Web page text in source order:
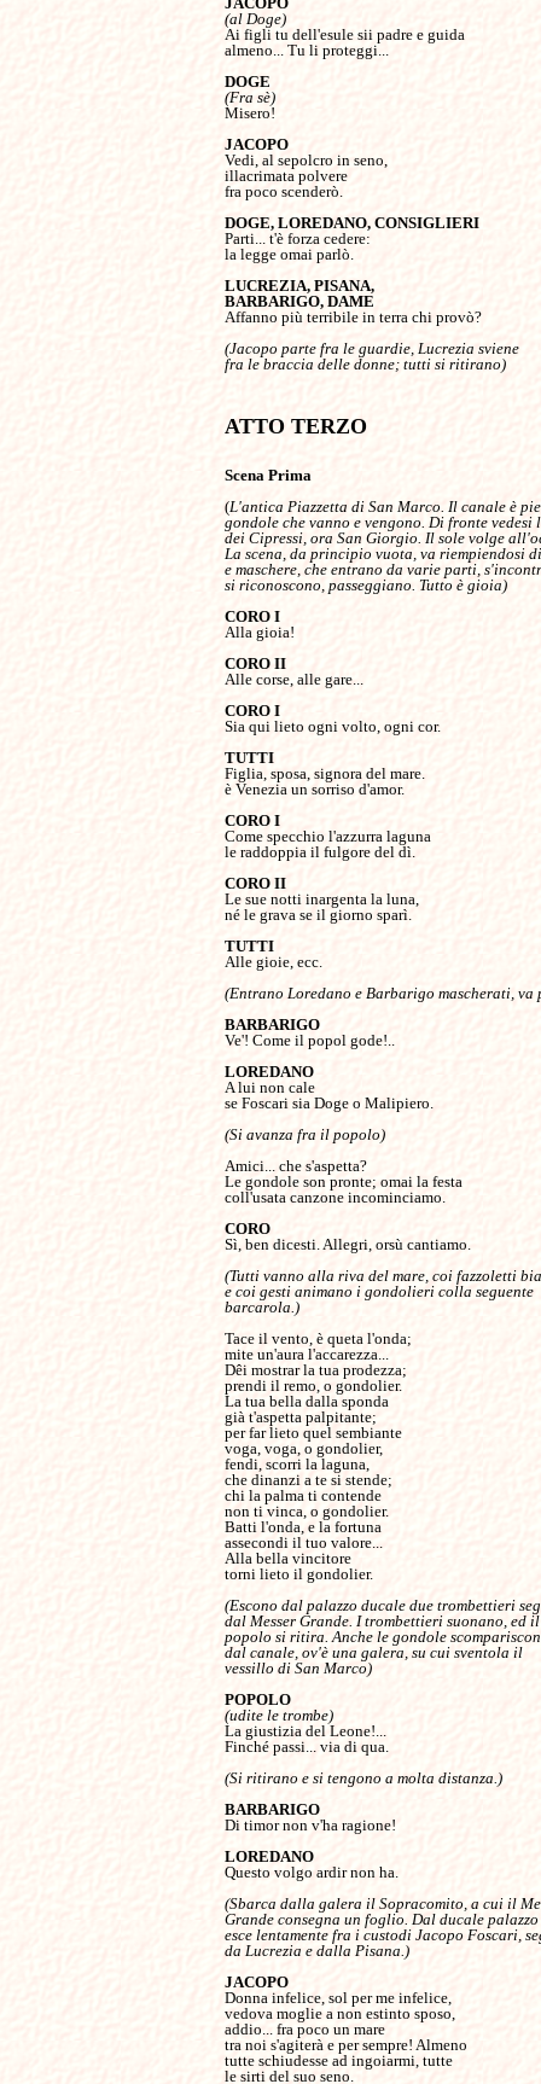
(al Doge)
Ai figli tu dell'esule sii padre e guida
almeno... Tu li proteggi...
(Fra sè)
Misero!
JACOPO
Vedi, al sepolcro in seno,
illacrimata polvere
fra poco scenderò.
DOGE, LOREDANO, CONSIGLIERI
Parti... t'è forza cedere:
la legge omai parlò.
LUCREZIA, PISANA,
Affanno più terribile in terra chi provò?
(Jacopo parte fra le guardie, Lucrezia sviene
fra le braccia delle donne; tutti si ritirano)
ATTO TERZO
Scena Prima
(L'antica Piazzetta di San Marco. Il canale è
gondole che vanno e vengono. Di fronte
dei Cipressi, ora San Giorgio. Il sole volge
La scena, da principio vuota, va riempiendosi
e maschere, che entrano da varie parti,
si riconoscono, passeggiano. Tutto è gioia)
CORO I
Alla gioia!
CORO II
Alle corse, alle gare...
CORO I
Sia qui lieto ogni volto, ogni cor.
TUTTI
Figlia, sposa, signora del mare.
è Venezia un sorriso d'amor.
CORO I
Come specchio l'azzurra laguna
le raddoppia il fulgore del dì.
CORO II
Le sue notti inargenta la luna,
né le grava se il giorno sparì.
TUTTI
Alle gioie, ecc.
(Entrano Loredano e Barbarigo mascherati, va
BARBARIGO
Ve'! Come il popol gode!..
LOREDANO
A lui non cale
se Foscari sia Doge o Malipiero.
(Si avanza fra il popolo)
Amici... che s'aspetta?
Le gondole son pronte; omai la festa
coll'usata canzone incominciamo.
CORO
Sì, ben dicesti. Allegri, orsù cantiamo.
(Tutti vanno alla riva del mare, coi fazzoletti
e coi gesti animano i gondolieri colla seguente
barcarola.)
Tace il vento, è queta l'onda;
mite un'aura l'accarezza...
Dêi mostrar la tua prodezza;
prendi il remo, o gondolier.
La tua bella dalla sponda
già t'aspetta palpitante;
per far lieto quel sembiante
voga, voga, o gondolier,
fendi, scorri la laguna,
che dinanzi a te si stende;
chi la palma ti contende
non ti vinca, o gondolier.
Batti l'onda, e la fortuna
assecondi il tuo valore...
Alla bella vincitore
torni lieto il gondolier.
(Escono dal palazzo ducale due trombettieri
dal Messer Grande. I trombettieri suonano, ed
popolo si ritira. Anche le gondole
dal canale, ov'è una galera, su cui sventola il
vessillo di San Marco)
POPOLO
(udite le trombe)
La giustizia del Leone!...
Finché passi... via di qua.
(Si ritirano e si tengono a molta distanza.)
BARBARIGO
Di timor non v'ha ragione!
LOREDANO
Questo volgo ardir non ha.
(Sbarca dalla galera il Sopracomito, a cui il
Grande consegna un foglio. Dal ducale
esce lentamente fra i custodi Jacopo Foscari,
da Lucrezia e dalla Pisana.)
JACOPO
Donna infelice, sol per me infelice,
vedova moglie a non estinto sposo,
addio... fra poco un mare
tra noi s'agiterà e per sempre! Almeno
tutte schiudesse ad ingoiarmi, tutte
le sirti del suo seno.